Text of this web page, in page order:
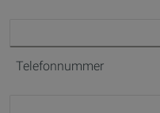
Telefonnummer